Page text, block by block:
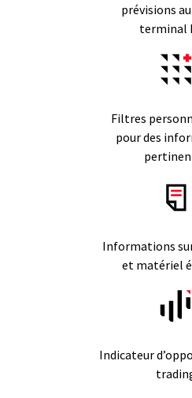
prévisions
terminal
Filtres
pour des
Informations
et matériel
Indicateur